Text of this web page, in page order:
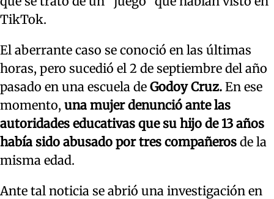
TikTok.
El aberrante caso se conoció en las últimas
horas, pero sucedió el 2 de septiembre del año
pasado en una escuela de Godoy Cruz. En ese
momento, una mujer denunció ante las
autoridades educativas que su hijo de 13 años
había sido abusado por tres compañeros de la
misma edad.
Ante tal noticia se abrió una investigación en